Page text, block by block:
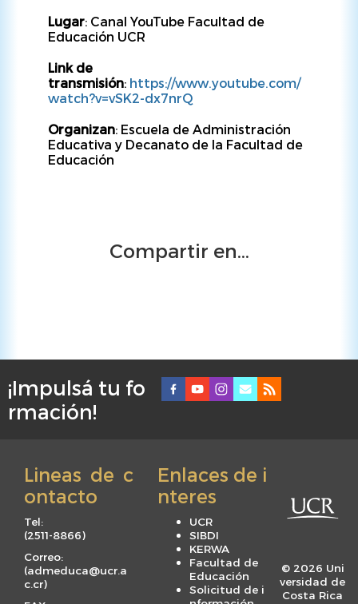
Lugar: Canal YouTube Facultad de
Educación UCR
Link de
transmisión: https://www.youtube.com/
watch?v=vSK2-dx7nrQ
Organizan: Escuela de Administración
Educativa y Decanato de la Facultad de
Educación
Compartir en...
F
o
¡Impulsá tu fo
rmación!
Lineas de c
ontacto
Tel:
(2511-8866)
Correo:
(admeduca@ucr.a
c.cr)
Enlaces de i
nteres
UCR
SIBDI
KERWA
Facultad de
Educación
Solicitud de i
© 2026 Uni
versidad de
Costa Rica